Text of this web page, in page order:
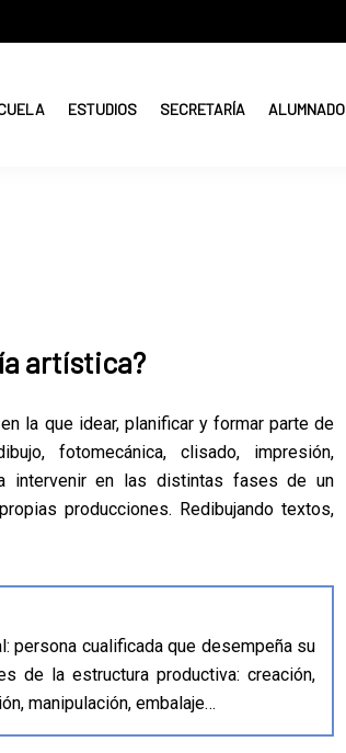
ESTUDIOS SECRETARÍA ALUMNADO
artística?
la que idear, planificar y formar parte de
fotomecánica, clisado, impresión,
intervenir en las distintas fases de un
producciones. Redibujando textos,
persona cualificada que desempeña su
de la estructura productiva: creación,
manipulación, embalaje…